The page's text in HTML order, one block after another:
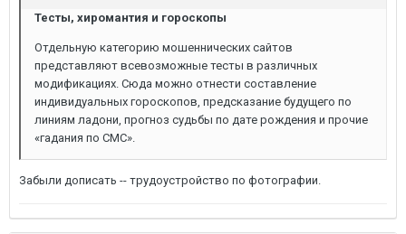
Тесты, хиромантия и гороскопы
Отдельную категорию мошеннических сайтов
представляют всевозможные тесты в различных
модификациях. Сюда можно отнести составление
индивидуальных гороскопов, предсказание будущего по
линиям ладони, прогноз судьбы по дате рождения и прочие
«гадания по СМС».
Забыли дописать -- трудоустройство по фотографии.